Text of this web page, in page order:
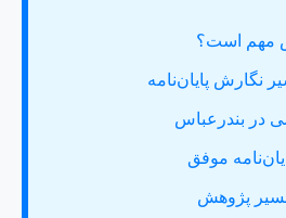
مهم است؟
نگارش پایان‌نامه
در بندرعباس
موفق
مسیر پژوهش